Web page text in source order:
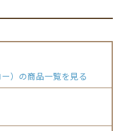
）の商品一覧を見る